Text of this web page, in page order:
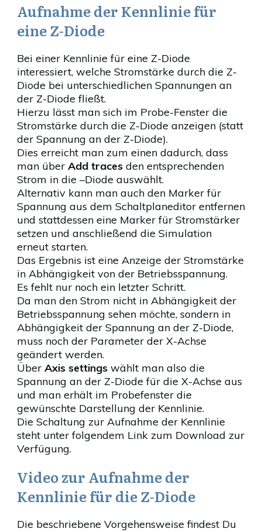
Aufnahme der Kennlinie für
eine Z-Diode
Bei einer Kennlinie für eine Z-Diode
interessiert, welche Stromstärke durch die Z-
Diode bei unterschiedlichen Spannungen an
der Z-Diode fließt.
Hierzu lässt man sich im Probe-Fenster die
Stromstärke durch die Z-Diode anzeigen (statt
der Spannung an der Z-Diode).
Dies erreicht man zum einen dadurch, dass
man über Add traces den entsprechenden
Strom in die –Diode auswählt.
Alternativ kann man auch den Marker für
Spannung aus dem Schaltplaneditor entfernen
und stattdessen eine Marker für Stromstärker
setzen und anschließend die Simulation
erneut starten.
Das Ergebnis ist eine Anzeige der Stromstärke
in Abhängigkeit von der Betriebsspannung.
Es fehlt nur noch ein letzter Schritt.
Da man den Strom nicht in Abhängigkeit der
Betriebsspannung sehen möchte, sondern in
Abhängigkeit der Spannung an der Z-Diode,
muss noch der Parameter der X-Achse
geändert werden.
Über Axis settings wählt man also die
Spannung an der Z-Diode für die X-Achse aus
und man erhält im Probefenster die
gewünschte Darstellung der Kennlinie.
Die Schaltung zur Aufnahme der Kennlinie
steht unter folgendem Link zum Download zur
Verfügung.
Video zur Aufnahme der
Kennlinie für die Z-Diode
Die beschriebene Vorgehensweise findest Du